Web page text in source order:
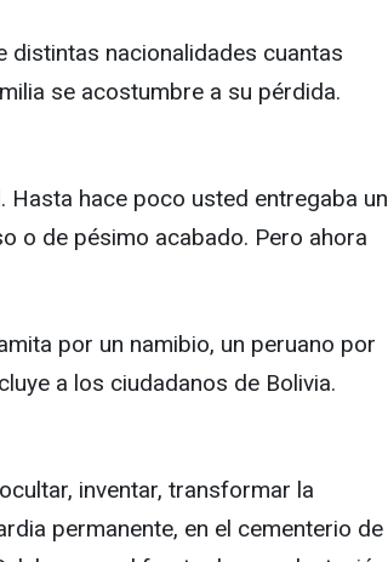
distintas nacionalidades cuantas
se acostumbre a su pérdida.
hace poco usted entregaba un
o de pésimo acabado. Pero ahora
por un namibio, un peruano por
a los ciudadanos de Bolivia.
inventar, transformar la
permanente, en el cementerio de